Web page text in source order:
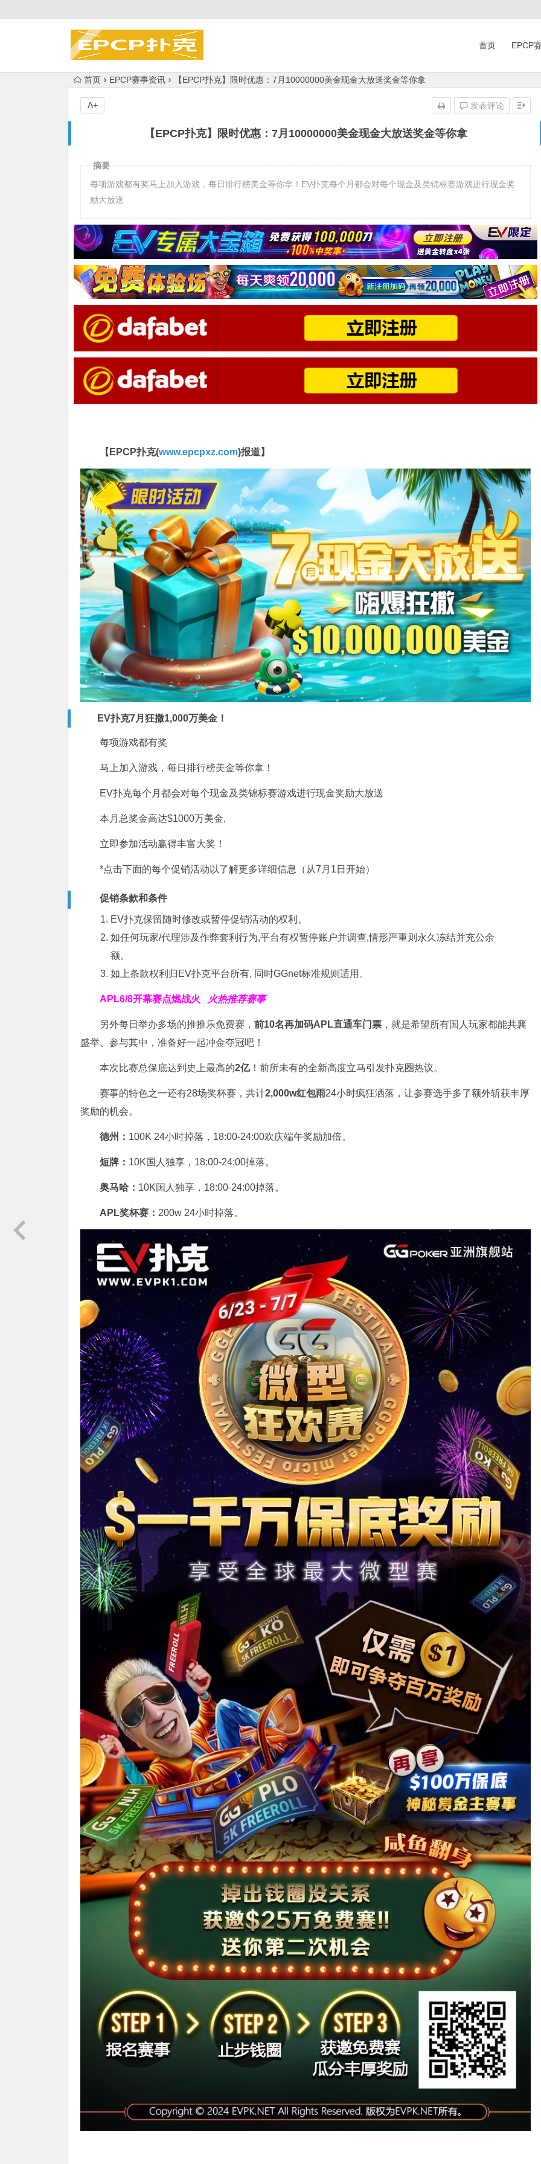
首页 EPCP
首页 EPCP赛事资讯 【EPCP扑克】限时优惠：7月10000000美金现金大放送奖金等你拿
【EPCP扑克】限时优惠：7月10000000美金现金大放送奖金等你拿
发表评论
A+
摘要
每项游戏都有奖马上加入游戏，每日排行榜美金等你拿！EV扑克每个月都会对每个现金及类锦标赛游戏进行现金奖
励大放送
【EPCP扑克(www.epcpxz.com)报道】
EV扑克7月狂撒1,000万美金！
每项游戏都有奖
马上加入游戏，每日排行榜美金等你拿！
EV扑克每个月都会对每个现金及类锦标赛游戏进行现金奖励大放送
本月总奖金高达$1000万美金,
立即参加活动赢得丰富大奖！
*点击下面的每个促销活动以了解更多详细信息（从7月1日开始）
促销条款和条件
EV扑克保留随时修改或暂停促销活动的权利。
如任何玩家/代理涉及作弊套利行为,平台有权暂停账户并调查,情形严重则永久冻结并充公余
额。
如上条款权利归EV扑克平台所有, 同时GGnet标准规则适用。
APL6/8开幕赛点燃战火 火热推荐赛事
另外每日举办多场的推推乐免费赛， 前10名再加码APL直通车门票 ，就是希望所有国人玩家都能共襄
盛举、参与其中，准备好一起冲金夺冠吧！
本次比赛总保底达到史上最高的2亿！前所未有的全新高度立马引发扑克圈热议。
赛事的特色之一还有28场奖杯赛，共计2,000w红包雨24小时疯狂洒落，让参赛选手多了额外斩获丰厚
奖励的机会。
德州： 100K 24小时掉落， 18:00-24:00欢庆端午奖励加倍。
短牌： 10K国人独享，18:00-24:00掉落。
奥马哈 ： 10K国人独享，18:00-24:00掉落。
APL奖杯赛： 200w 24小时掉落。